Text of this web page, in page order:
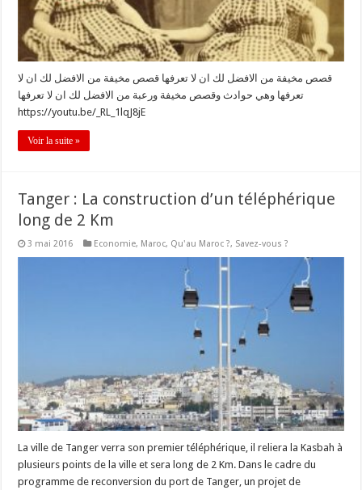
قصص مخيفة من الافضل لك ان لا تعرفها قصص مخيفة من الافضل لك ان لا
تعرفها وهي حوادث وقصص مخيفة ورعبة من الافضل لك ان لا تعرفها
https://youtu.be/_RL_1lqJ8jE
Voir la suite »
Tanger : La construction d’un téléphérique
long de 2 Km
3 mai 2016 Economie, Maroc, Qu'au Maroc ?, Savez-vous ?
La ville de Tanger verra son premier téléphérique, il reliera la Kasbah à
plusieurs points de la ville et sera long de 2 Km. Dans le cadre du
programme de reconversion du port de Tanger, un projet de